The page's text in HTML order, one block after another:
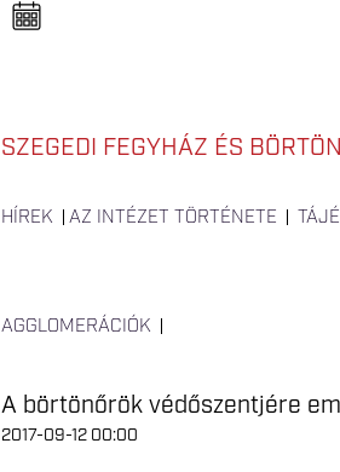
e
l
s
a
SZEGEDI FEGYHÁZ ÉS BÖRTÖN
HÍREK AZ INTÉZET TÖRTÉNETE
AGGLOMERÁCIÓK
A börtönőrök védőszentjére
2017-09-12 00:00